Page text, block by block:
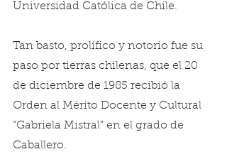
Universidad Católica de Chile.
Tan basto, prolífico y notorio fue su
paso por tierras chilenas, que el 20
de diciembre de 1985 recibió la
Orden al Mérito Docente y Cultural
“Gabriela Mistral” en el grado de
Caballero.